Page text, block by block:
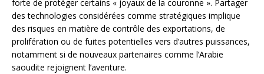
forte de protéger certains « joyaux de la couronne ». Partager
des technologies considérées comme stratégiques implique
des risques en matière de contrôle des exportations, de
prolifération ou de fuites potentielles vers d’autres puissances,
notamment si de nouveaux partenaires comme l’Arabie
saoudite rejoignent l’aventure.